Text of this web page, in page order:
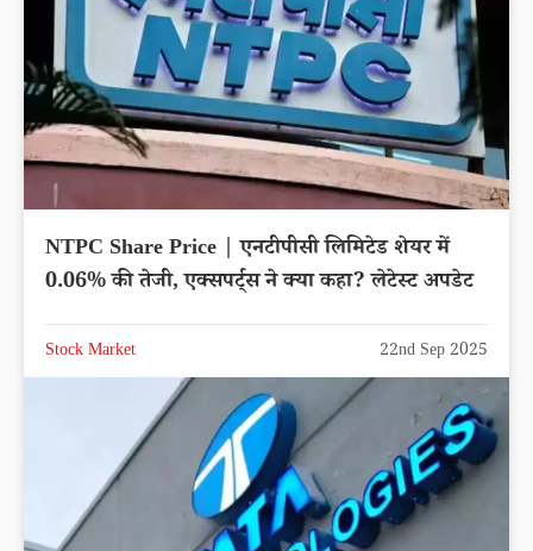
NTPC Share Price | एनटीपीसी लिमिटेड शेयर में
0.06% की तेजी, एक्सपर्ट्स ने क्या कहा? लेटेस्ट अपडेट
Stock Market 22nd Sep 2025